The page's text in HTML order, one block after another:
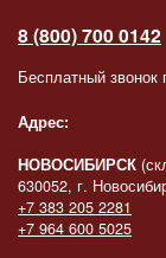
8 (800) 700 0142
Бесплатный
Адрес:
НОВОСИБИРСК
630052, г.
+7 383 205 2281
+7 964 600 5025